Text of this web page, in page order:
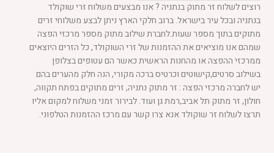
רוצים לשלוח זר מתוק בנתניה ? אנו מבצעים משלוח זרי שוקולד
בנתניה ובכל עיר בישראל. ברוב חלקי הארץ ניתן לבצע משלוחי זרים
מתוקים בתוך מספר שעות.לחברת שילוב מתוק מספר מרכזי הפצה
שמהם אנו מוציאים את ההזמנות של זרי השוקולד, כל הזרים היוצאים
ממרכזי ההפצה או מהחנות הראשית כאשר הם עטופים בצלופן
בשילוב סרטים,קישוטים וכרטיס ברכה מקורי, הנה חלק מהערים בהם
יש לחברה מרכזי הפצה : זר מתוק נתניה, זרים מתוקים בפתח תקווה,
חולון, זר מתוק תל אביב,רמת גן ועוד. לבירור זמני משלוח למקום אליו
תרצו לשלוח זר שוקולד אנא צרו קשר עם מרכז ההזמנות הטלפוני.